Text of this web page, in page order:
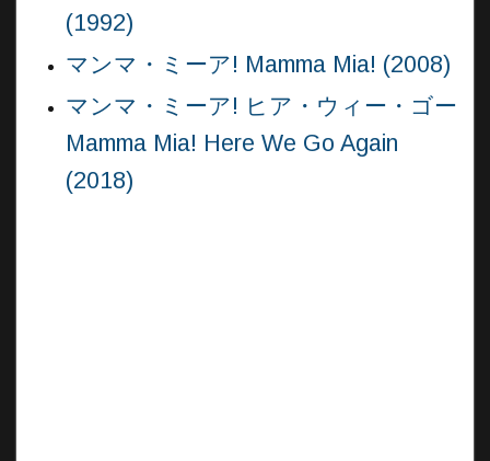
(1992)
マンマ・ミーア! Mamma Mia! (2008)
マンマ・ミーア! ヒア・ウィー・ゴー
Mamma Mia! Here We Go Again
(2018)